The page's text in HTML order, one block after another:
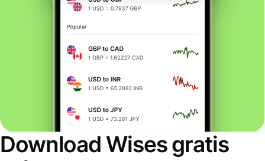
Download Wises gratis